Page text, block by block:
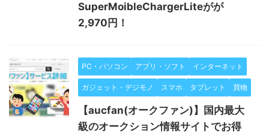
SuperMoibleChargerLiteがが
2,970円！
PC・パソコン アプリ・ソフト インターネット
ガジェット・デジモノ スマホ タブレット 買物
【aucfan(オークファン)】国内最大
級のオークション情報サイトでお得